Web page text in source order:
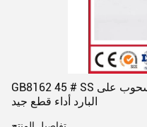
GB8162 45 # SS أنبوب الأنبوب غير الملحوم المسحوب على
البارد أداء قطع جيد